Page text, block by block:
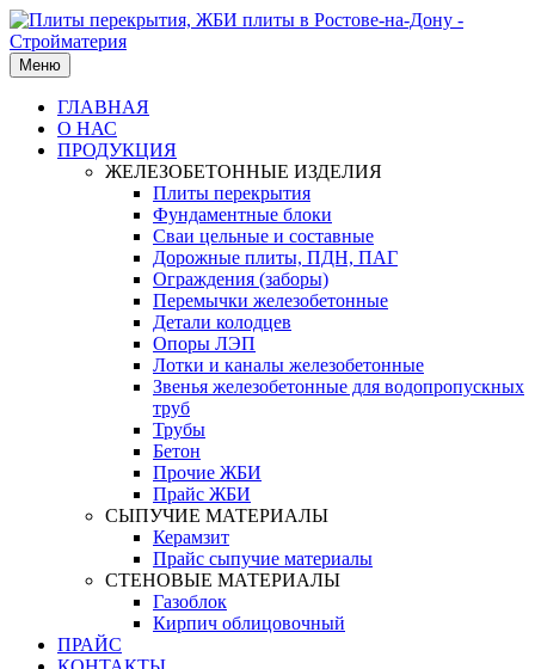
Меню
ГЛАВНАЯ
О НАС
ПРОДУКЦИЯ
ЖЕЛЕЗОБЕТОННЫЕ ИЗДЕЛИЯ
Плиты перекрытия
Фундаментные блоки
Сваи цельные и составные
Дорожные плиты, ПДН, ПАГ
Ограждения (заборы)
Перемычки железобетонные
Детали колодцев
Опоры ЛЭП
Лотки и каналы железобетонные
Звенья железобетонные для водопропускных
труб
Трубы
Бетон
Прочие ЖБИ
Прайс ЖБИ
СЫПУЧИЕ МАТЕРИАЛЫ
Керамзит
Прайс сыпучие материалы
СТЕНОВЫЕ МАТЕРИАЛЫ
Газоблок
Кирпич облицовочный
ПРАЙС